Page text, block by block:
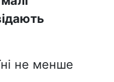
не менше